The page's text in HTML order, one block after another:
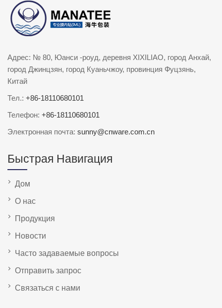
Адрес: № 80, Юанси -роуд, деревня XIXILIAO, город Анхай,
город Джинцзян, город Куаньчжоу, провинция Фуцзянь,
Китай
Тел.: +86-18110680101
Телефон: +86-18110680101
Электронная почта: sunny@cnware.com.cn
Быстрая Навигация
Дом
О нас
Продукция
Новости
Часто задаваемые вопросы
Отправить запрос
Связаться с нами